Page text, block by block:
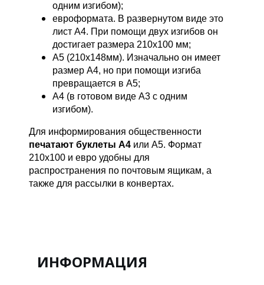
одним изгибом);
евроформата. В развернутом виде это
лист А4. При помощи двух изгибов он
достигает размера 210х100 мм;
А5 (210х148мм). Изначально он имеет
размер А4, но при помощи изгиба
превращается в А5;
А4 (в готовом виде А3 с одним
изгибом).
Для информирования общественности
печатают буклеты А4 или А5. Формат
210х100 и евро удобны для
распространения по почтовым ящикам, а
также для рассылки в конвертах.
ИНФОРМАЦИЯ